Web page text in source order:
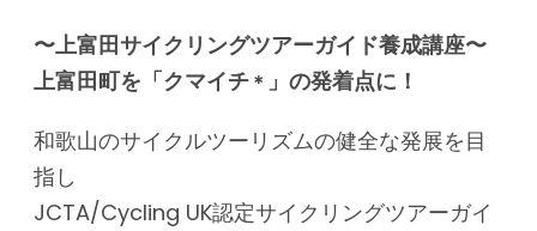
〜上富田サイクリングツアーガイド養成講座〜
上富田町を「クマイチ＊ 」の発着点に！
和歌山のサイクルツーリズムの健全な発展を目
指し
JCTA/Cycling UK認定サイクリングツアーガイ